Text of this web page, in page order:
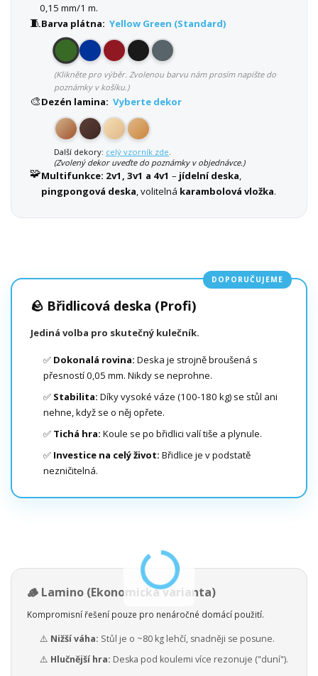
0,15 mm/1 m.
🧵Barva plátna: Yellow Green (Standard)
(Klikněte pro výběr. Zvolenou barvu nám prosím napište do
poznámky v košíku.)
🎨Dezén lamina: Vyberte dekor
Další dekory: celý vzorník zde
(Zvolený dekor uveďte do poznámky v objednávce.)
🧩Multifunkce: 2v1, 3v1 a 4v1 – jídelní deska,
pingpongová deska, volitelná karambolová vložka.
DOPORUČUJEME
🪨 Břidlicová deska (Profi)
Jediná volba pro skutečný kulečník.
✅ Dokonalá rovina: Deska je strojně broušená s
přesností 0,05 mm. Nikdy se neprohne.
✅ Stabilita: Díky vysoké váze (100-180 kg) se stůl ani
nehne, když se o něj opřete.
✅ Tichá hra: Koule se po břidlici valí tiše a plynule.
✅ Investice na celý život: Břidlice je v podstatě
nezničitelná.
🪵 Lamino (Ekonomická varianta)
Kompromisní řešení pouze pro nenáročné domácí použití.
⚠️ Nižší váha: Stůl je o ~80 kg lehčí, snadněji se posune.
⚠️ Hlučnější hra: Deska pod koulemi více rezonuje ("duní").